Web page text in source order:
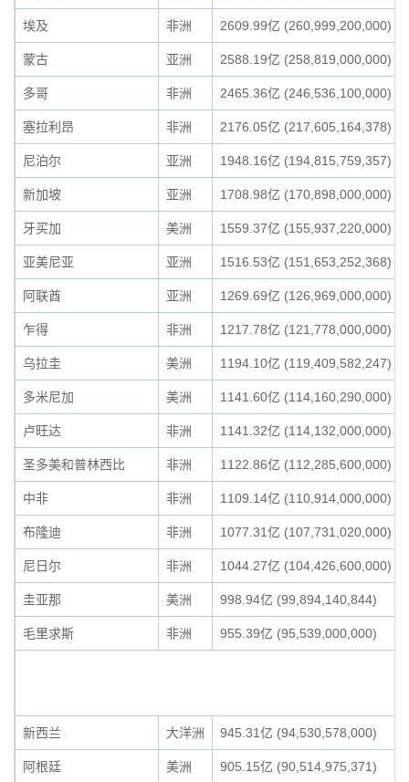
埃及 非洲 2609.99亿 (260,999,200,000)
蒙古 亚洲 2588.19亿 (258,819,000,000)
多哥 非洲 2465.36亿 (246,536,100,000)
塞拉利昂 非洲 2176.05亿 (217,605,164,378)
尼泊尔 亚洲 1948.16亿 (194,815,759,357)
新加坡 亚洲 1708.98亿 (170,898,000,000)
牙买加 美洲 1559.37亿 (155,937,220,000)
亚美尼亚 亚洲 1516.53亿 (151,653,252,368)
阿联酋 亚洲 1269.69亿 (126,969,000,000)
乍得 非洲 1217.78亿 (121,778,000,000)
乌拉圭 美洲 1194.10亿 (119,409,582,247)
多米尼加 美洲 1141.60亿 (114,160,290,000)
卢旺达 非洲 1141.32亿 (114,132,000,000)
圣多美和普林西比 非洲 1122.86亿 (112,285,600,000)
中非 非洲 1109.14亿 (110,914,000,000)
布隆迪 非洲 1077.31亿 (107,731,020,000)
尼日尔 非洲 1044.27亿 (104,426,600,000)
圭亚那 美洲 998.94亿 (99,894,140,844)
毛里求斯 非洲 955.39亿 (95,539,000,000)
新西兰 大洋洲 945.31亿 (94,530,578,000)
阿根廷 美洲 905.15亿 (90,514,975,371)